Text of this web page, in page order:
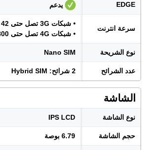
EDGE يدعم
سرعة انترنت
• شبكات 3G تصل حتى 42 ميجابت
• شبكات 4G تصل حتى 300 ميجابت
نوع الشريحة Nano SIM
عدد الشرائح 2 شرائح: Hybrid SIM
الشاشة
نوع الشاشة IPS LCD
حجم الشاشة 6.79 بوصة